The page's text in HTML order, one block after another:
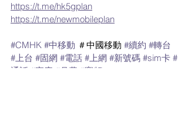
https://t.me/hk5gplan
https://t.me/newmobileplan
#CMHK #中移動 ＃中國移動 #續約 #轉台
#上台 #固網 #電話 #上網 #新號碼 #sim卡 #
通話 #家庭 #月費 #寬頻